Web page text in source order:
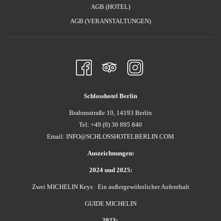
AGB (HOTEL)
AGB (VERANSTALTUNGEN)ÖFFNET
Schlosshotel Berlin
Brahmsstraße 10, 14193 Berlin
Tel: +49 (0) 30 895 840
Email: INFO@SCHLOSSHOTELBERLIN.COM
Auszeichnungen:
2024 und 2025:
Zwei MICHELIN Keys · Ein außergewöhnlicher Aufenthalt
GUIDE MICHELIN